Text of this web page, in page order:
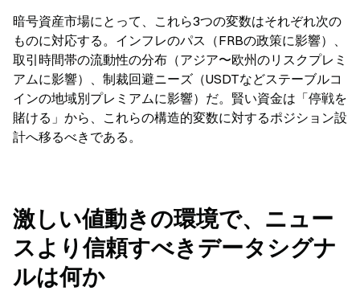
暗号資産市場にとって、これら3つの変数はそれぞれ次の
ものに対応する。インフレのパス（FRBの政策に影響）、
取引時間帯の流動性の分布（アジア〜欧州のリスクプレミ
アムに影響）、制裁回避ニーズ（USDTなどステーブルコ
インの地域別プレミアムに影響）だ。賢い資金は「停戦を
賭ける」から、これらの構造的変数に対するポジション設
計へ移るべきである。
激しい値動きの環境で、ニュー
スより信頼すべきデータシグナ
ルは何か